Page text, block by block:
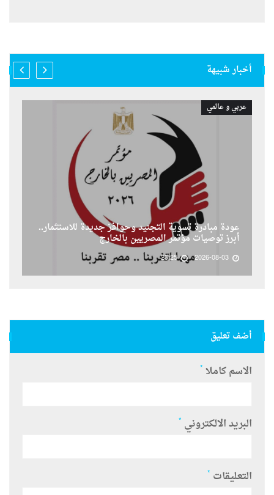
أخبار شبيهة
عربي و عالمي
عودة مبادرة تسوية التجنيد وحوافز جديدة للاستثمار..
أبرز توصيات مؤتمر المصريين بالخارج
2026-08-03
23:25
أضف تعليق
الاسم كاملا *
البريد الالكتروني *
التعليقات *